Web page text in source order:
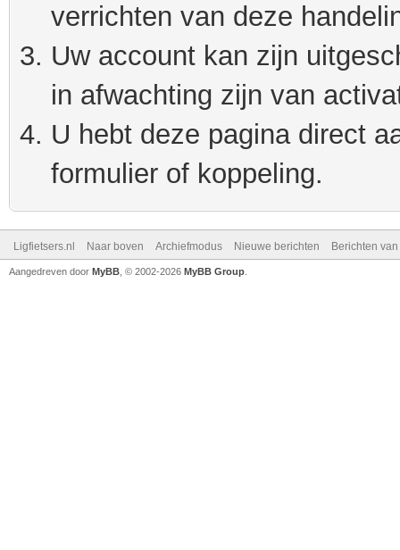
verrichten van deze
Uw account kan zijn
in afwachting zijn van
U hebt deze pagina direct
formulier of koppeling.
Ligfietsers.nl Naar boven Archiefmodus Nieuwe berichten Berichten
Aangedreven door MyBB , © 2002-2026 MyBB Group